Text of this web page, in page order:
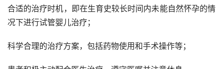
合适的治疗时机，即在生育史较长时间内未能自然怀孕的情
况下进行试管婴儿治疗；
科学合理的治疗方案，包括药物使用和手术操作等；